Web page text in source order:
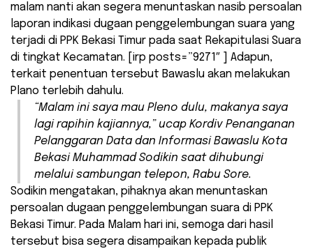
malam nanti akan segera menuntaskan nasib persoalan
laporan indikasi dugaan penggelembungan suara yang
terjadi di PPK Bekasi Timur pada saat Rekapitulasi Suara
di tingkat Kecamatan. [irp posts=”9271″ ] Adapun,
terkait penentuan tersebut Bawaslu akan melakukan
Plano terlebih dahulu.
“Malam ini saya mau Pleno dulu, makanya saya
lagi rapihin kajiannya,” ucap Kordiv Penanganan
Pelanggaran Data dan Informasi Bawaslu Kota
Bekasi Muhammad Sodikin saat dihubungi
melalui sambungan telepon, Rabu Sore.
Sodikin mengatakan, pihaknya akan menuntaskan
persoalan dugaan penggelembungan suara di PPK
Bekasi Timur. Pada Malam hari ini, semoga dari hasil
tersebut bisa segera disampaikan kepada publik